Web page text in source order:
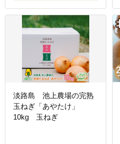
淡路島 池上農場の完熟
玉ねぎ「あやたけ」
10kg 玉ねぎ